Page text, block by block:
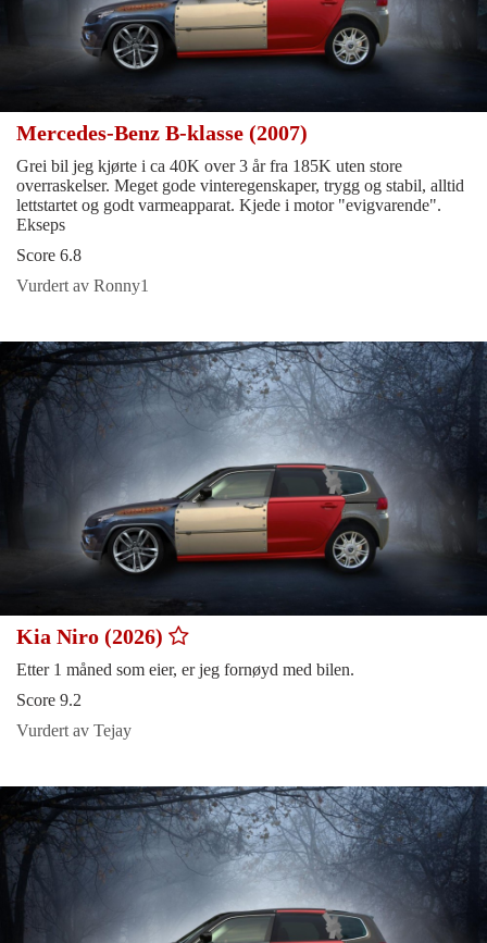
Mercedes-Benz B-klasse (2007)
Grei bil jeg kjørte i ca 40K over 3 år fra 185K uten store
overraskelser. Meget gode vinteregenskaper, trygg og stabil, alltid
lettstartet og godt varmeapparat. Kjede i motor "evigvarende".
Ekseps
Score 6.8
Vurdert av Ronny1
Kia Niro (2026)
Etter 1 måned som eier, er jeg fornøyd med bilen.
Score 9.2
Vurdert av Tejay